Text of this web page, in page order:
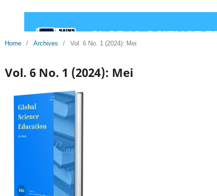
Home / Archives / Vol. 6 No. 1 (2024): Mei
Vol. 6 No. 1 (2024): Mei